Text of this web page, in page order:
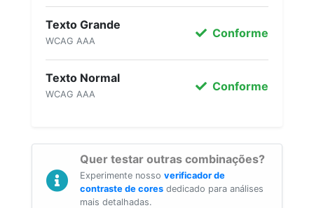
Texto Grande
WCAG AAA
Conforme
Texto Normal
WCAG AAA
Conforme
Quer testar outras combinações?
Experimente nosso verificador de
contraste de cores dedicado para análises
mais detalhadas.